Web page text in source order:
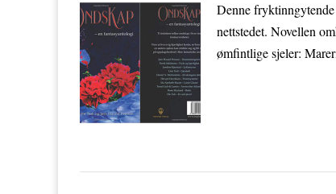
Denne
nettstedet. Novellen
ømfintlige sjeler: